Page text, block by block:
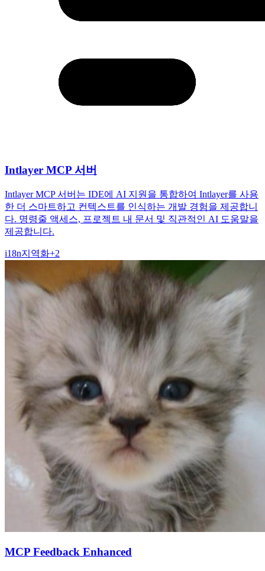
Intlayer MCP 서버
Intlayer MCP 서버는 IDE에 AI 지원을 통합하여 Intlayer를 사용
한 더 스마트하고 컨텍스트를 인식하는 개발 경험을 제공합니
다. 명령줄 액세스, 프로젝트 내 문서 및 직관적인 AI 도움말을
제공합니다.
i18n지역화+2
MCP Feedback Enhanced